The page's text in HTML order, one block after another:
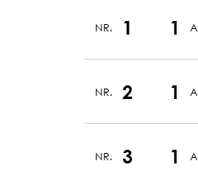
NR. 1 1
NR. 2 1
NR. 3 1